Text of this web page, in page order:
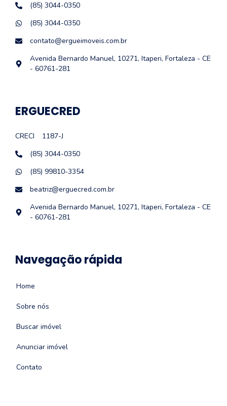
(85) 3044-0350
(85) 3044-0350
contato@ergueimoveis.com.br
Avenida Bernardo Manuel, 10271, Itaperi, Fortaleza - CE
- 60761-281
ERGUECRED
CRECI
1187-J
(85) 3044-0350
(85) 99810-3354
beatriz@erguecred.com.br
Avenida Bernardo Manuel, 10271, Itaperi, Fortaleza - CE
- 60761-281
Navegação rápida
Home
Sobre nós
Buscar imóvel
Anunciar imóvel
Contato